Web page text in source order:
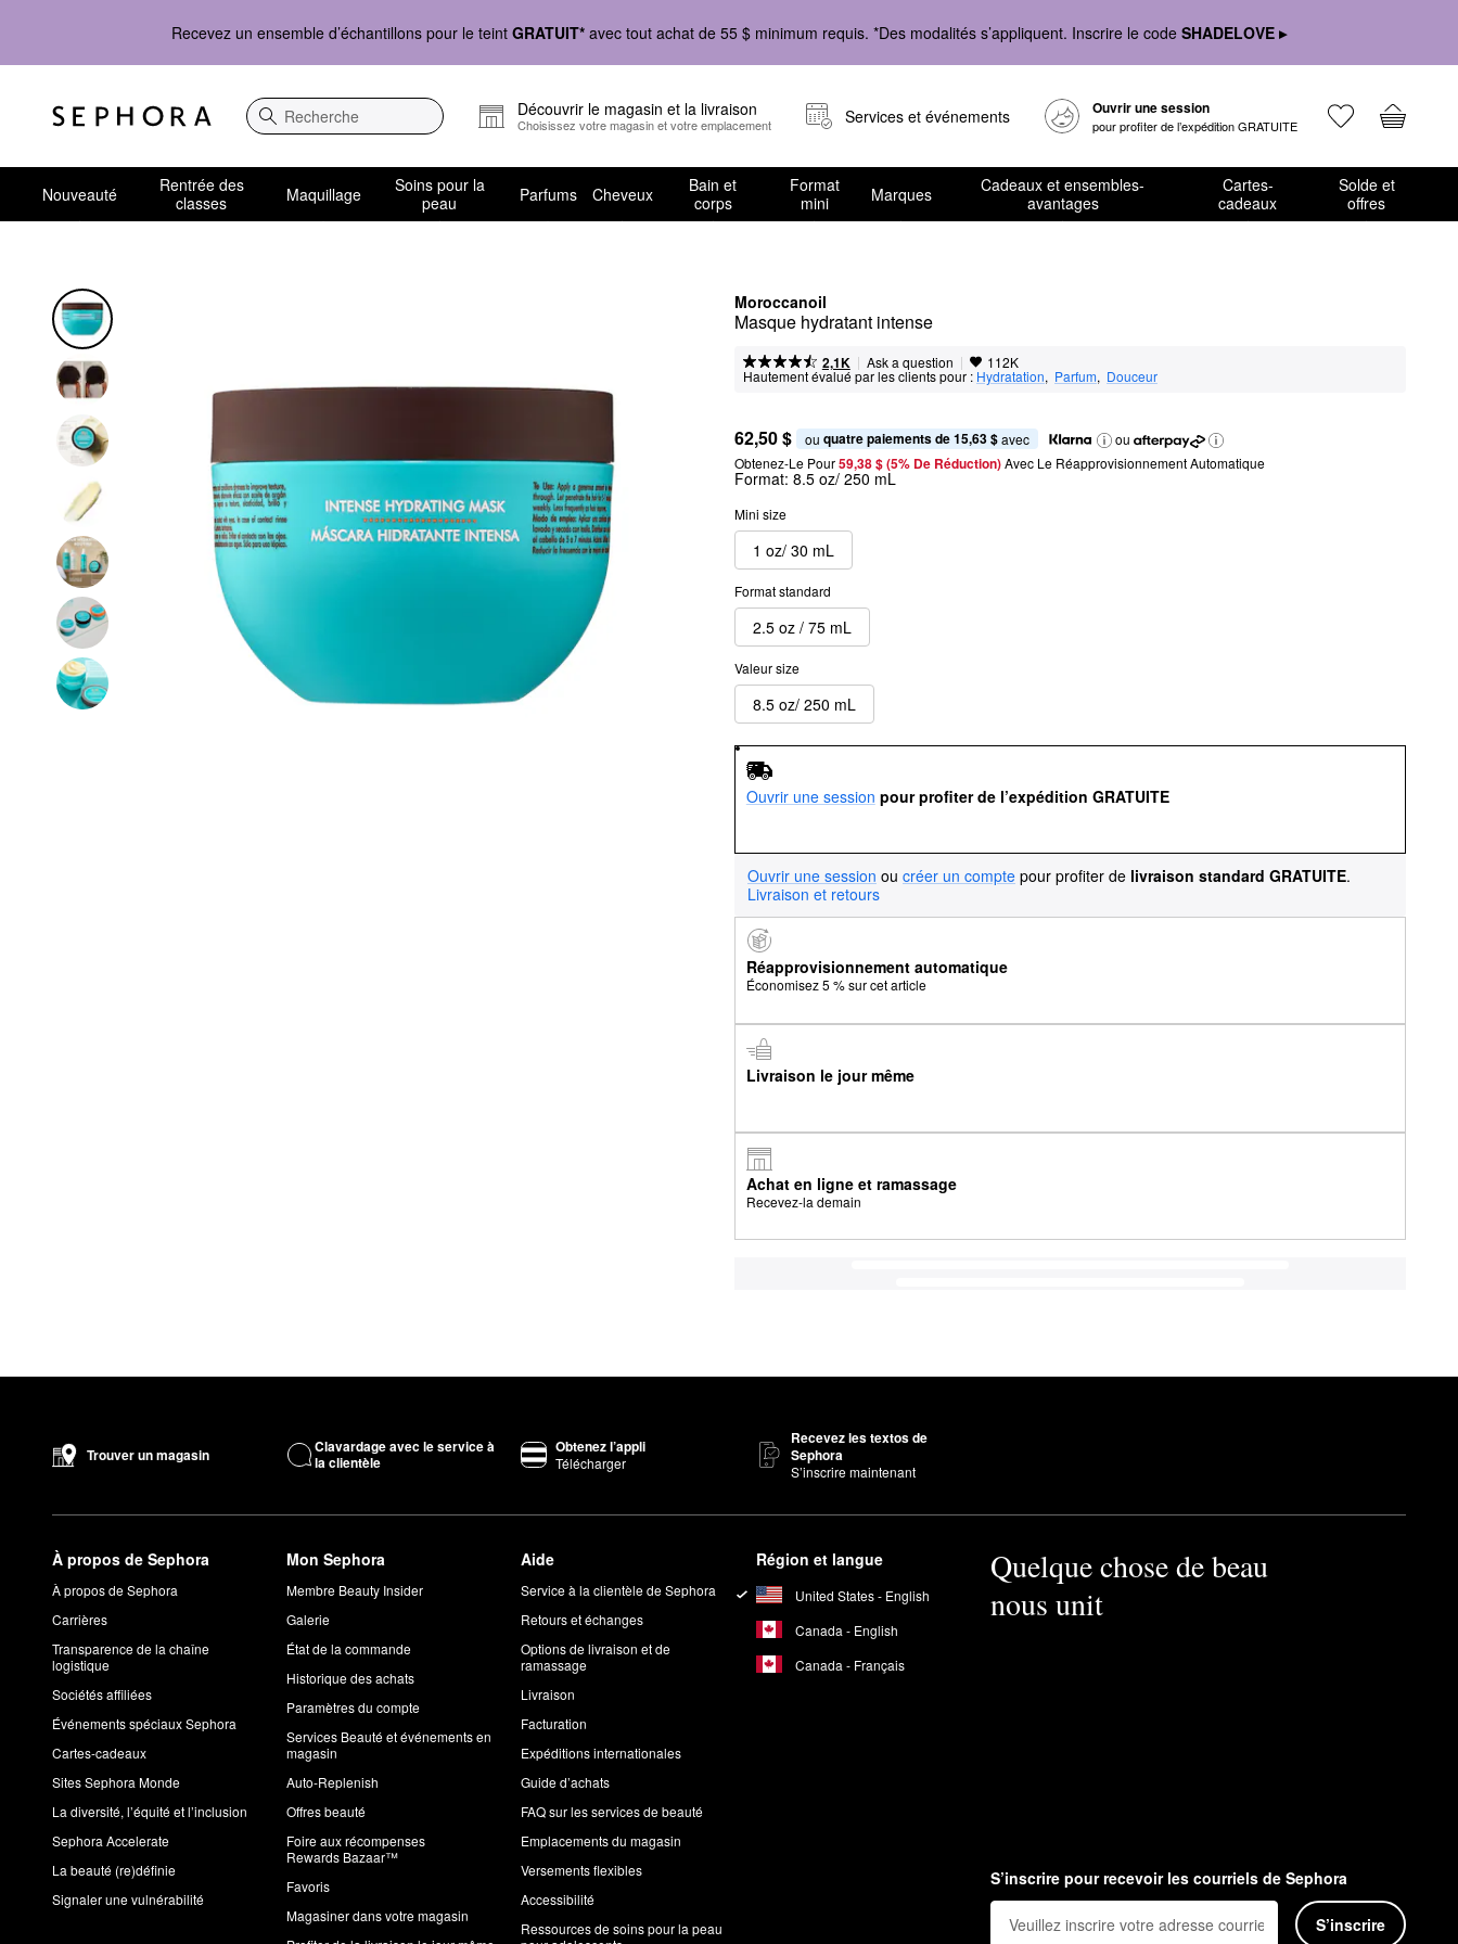
Recevez un ensemble d’échantillons pour le teint GRATUIT* avec tout achat de 55 $ minimum requis. *Des modalités s’appliquent. Inscrire le code SHADELOVE ▸
Recherche
Découvrir le magasin et la livraison
Choisissez votre magasin et votre emplacement Services et événements Ouvrir une session
pour profiter de l’expédition GRATUITE
Nouveauté
Rentrée des
classes
Maquillage
Soins pour la
peau
Parfums Cheveux
Bain et
corps
Format
mini
Marques
Cadeaux et ensembles-
avantages
Cartes-
cadeaux
Solde et
offres
Moroccanoil
Masque hydratant intense
2,1K | Ask a question | 112K
Hautement évalué par les clients pour : Hydratation, Parfum, Douceur
62,50 $ ou quatre paiements de 15,63 $ avec
ou
Obtenez-Le Pour59,38 $ (5% De Réduction) Avec Le Réapprovisionnement Automatique
Format: 8.5 oz/ 250 mL
Mini size
1 oz/ 30 mL
Format standard
2.5 oz / 75 mL
Valeur size
8.5 oz/ 250 mL
Ouvrir une session pour profiter de l’expédition GRATUITE
Ouvrir une session ou créer un compte pour profiter de livraison standard GRATUITE.
Livraison et retours
Réapprovisionnement automatique
Économisez 5 % sur cet article
Livraison le jour même
Achat en ligne et ramassage
Recevez-la demain
Trouver un magasin
Clavardage avec le service à
la clientèle
Obtenez l’appli
Télécharger
Recevez les textos de
Sephora
S’inscrire maintenant
À propos de Sephora
À propos de Sephora
Carrières
Transparence de la chaîne
logistique
Sociétés affiliées
Événements spéciaux Sephora
Cartes-cadeaux
Sites Sephora Monde
La diversité, l’équité et l’inclusion
Sephora Accelerate
La beauté (re)définie
Signaler une vulnérabilité
Mon Sephora
Membre Beauty Insider
Galerie
État de la commande
Historique des achats
Paramètres du compte
Services Beauté et événements en
magasin
Auto-Replenish
Offres beauté
Foire aux récompenses
Rewards Bazaar™
Favoris
Magasiner dans votre magasin
Aide
Service à la clientèle de Sephora
Retours et échanges
Options de livraison et de
ramassage
Livraison
Facturation
Expéditions internationales
Guide d’achats
FAQ sur les services de beauté
Emplacements du magasin
Versements flexibles
Accessibilité
Ressources de soins pour la peau
Région et langue
United States - English
Canada - English
Canada - Français
Quelque chose de beau
nous unit
S’inscrire pour recevoir les courriels de Sephora
S’inscrire